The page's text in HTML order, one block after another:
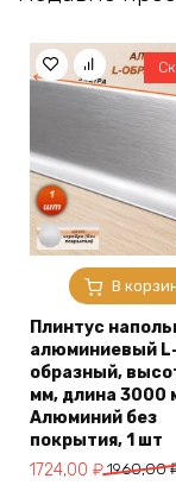
В
Плинтус
алюминиевый
образный,
мм, длина 3000
Алюминий без
покрытия, 1 шт
1960,00
Первоначальная
1724,00 ₽
Текущая